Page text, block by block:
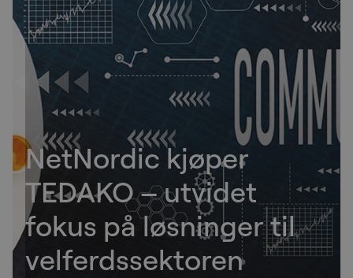
NetNordic kjøper
TEDAKO – utvidet
fokus på løsninger til
velferdssektoren